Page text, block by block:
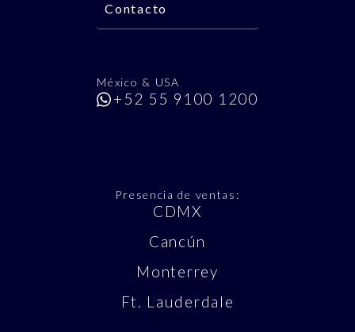
Contacto
México & USA
+52 55 9100 1200
Presencia de ventas:
CDMX
Cancún
Monterrey
Ft. Lauderdale